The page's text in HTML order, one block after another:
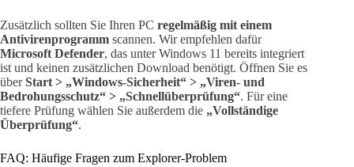
Zusätzlich sollten Sie Ihren PC regelmäßig mit einem
Antivirenprogramm scannen. Wir empfehlen dafür
Microsoft Defender, das unter Windows 11 bereits integriert
ist und keinen zusätzlichen Download benötigt. Öffnen Sie es
überStart > „Windows-Sicherheit“ > „Viren- und
Bedrohungsschutz“ > „Schnellüberprüfung“. Für eine
tiefere Prüfung wählen Sie außerdem die „Vollständige
Überprüfung“.
FAQ: Häufige Fragen zum Explorer-Problem